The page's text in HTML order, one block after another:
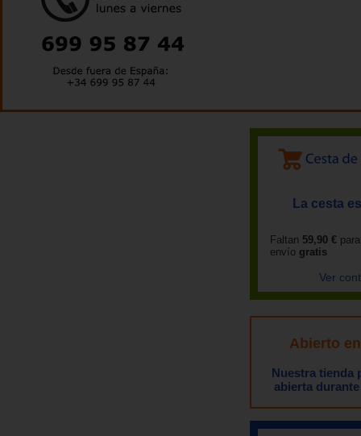
La cesta
Faltan 59,90 €
envío gratis
Ver
Abierto
Nuestra tienda
abierta